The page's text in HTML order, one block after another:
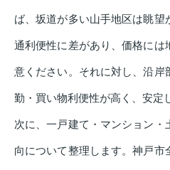
ば、坂道が多い山手地区は眺望
通利便性に差があり、価格には
意ください。それに対し、沿岸
勤・買い物利便性が高く、安定
次に、一戸建て・マンション・
向について整理します。神戸市